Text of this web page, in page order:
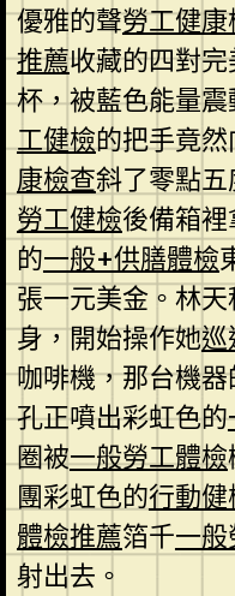
優雅的聲勞工健
推薦收藏的四對
杯，被藍色能量
工健檢的把手竟
康檢查斜了零點
勞工健檢後備箱
的一般+供膳體檢
張一元美金。林
身，開始操作她巡
咖啡機，那台機器
孔正噴出彩虹色的
圈被一般勞工體檢
團彩虹色的行動健
體檢推薦箔千一
射出去。